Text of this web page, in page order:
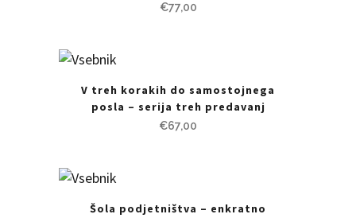
€77,00
V treh korakih do samostojnega
posla – serija treh predavanj
€67,00
Šola podjetništva – enkratno